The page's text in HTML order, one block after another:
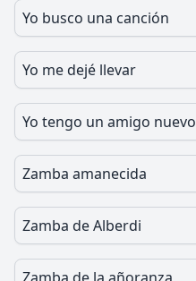
Yo busco una canción
Yo me dejé llevar
Yo tengo un amigo nuevo
Zamba amanecida
Zamba de Alberdi